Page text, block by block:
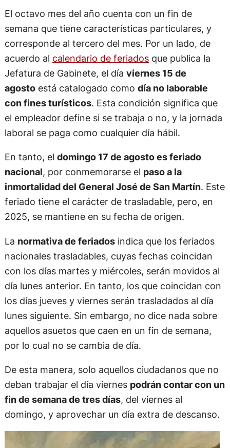
El octavo mes del año cuenta con un fin de
semana que tiene características particulares, y
corresponde al tercero del mes. Por un lado, de
acuerdo al calendario de feriadosque publica la
Jefatura de Gabinete, el día viernes 15 de
agostoestá catalogado como día no laborable
con fines turísticos. Esta condición significa que
el empleador define si se trabaja o no, y la jornada
laboral se paga como cualquier día hábil.
En tanto, el domingo 17 de agosto es feriado
nacional, por conmemorarse el paso a la
inmortalidad del General José de San Martín. Este
feriado tiene el carácter de trasladable, pero, en
2025, se mantiene en su fecha de origen.
La normativa de feriadosindica que los feriados
nacionales trasladables, cuyas fechas coincidan
con los días martes y miércoles, serán movidos al
día lunes anterior. En tanto, los que coincidan con
los días jueves y viernes serán trasladados al día
lunes siguiente. Sin embargo, no dice nada sobre
aquellos asuetos que caen en un fin de semana,
por lo cual no se cambia de día.
De esta manera, solo aquellos ciudadanos que no
deban trabajar el día viernes podrán contar con un
fin de semana de tres días, del viernes al
domingo, y aprovechar un día extra de descanso.